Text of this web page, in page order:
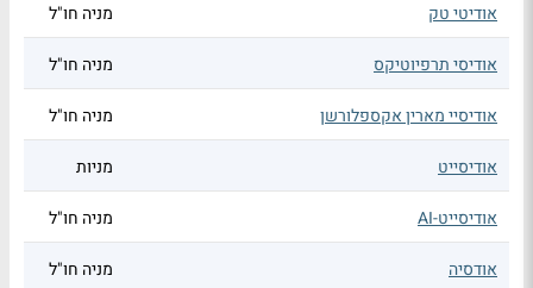
אודיטי טק מניה חו"ל
אודיסי תרפיוטיקס מניה חו"ל
אודיסיי מארין אקספלורשן מניה חו"ל
אודיסייט מניות
אודיסייט-AI מניה חו"ל
אודסיה מניה חו"ל